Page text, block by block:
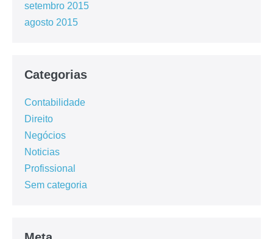
setembro 2015
agosto 2015
Categorias
Contabilidade
Direito
Negócios
Noticias
Profissional
Sem categoria